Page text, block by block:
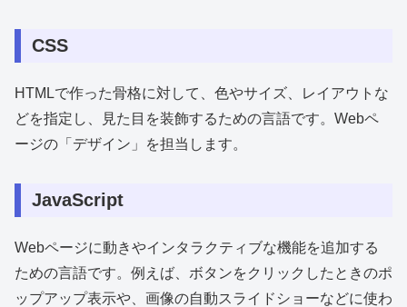
CSS
HTMLで作った骨格に対して、色やサイズ、レイアウトな
どを指定し、見た目を装飾するための言語です。Webペ
ージの「デザイン」を担当します。
JavaScript
Webページに動きやインタラクティブな機能を追加する
ための言語です。例えば、ボタンをクリックしたときのポ
ップアップ表示や、画像の自動スライドショーなどに使わ